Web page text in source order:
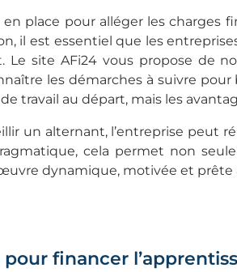
place pour alléger les charges
il est essentiel que les
Le site AFi24 vous propose de
les démarches à suivre
travail au départ, mais les
un alternant, l’entreprise peut
cela permet non
dynamique, motivée et prête
financer